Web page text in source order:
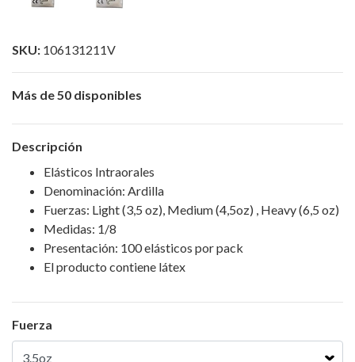
SKU: 106131211V
Más de 50 disponibles
Descripción
Elásticos Intraorales
Denominación: Ardilla
Fuerzas: Light (3,5 oz), Medium (4,5oz) , Heavy (6,5 oz)
Medidas: 1/8
Presentación: 100 elásticos por pack
El producto contiene látex
Fuerza